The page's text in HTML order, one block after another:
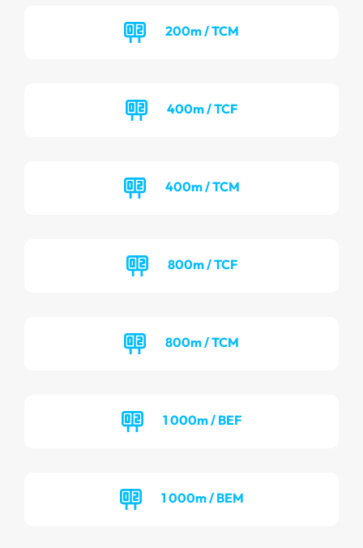
200m / TCM
400m / TCF
400m / TCM
800m / TCF
800m / TCM
1 000m / BEF
1 000m / BEM